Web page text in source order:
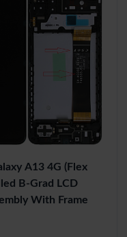
A13 4G (Flex
B-Grad LCD
With Frame